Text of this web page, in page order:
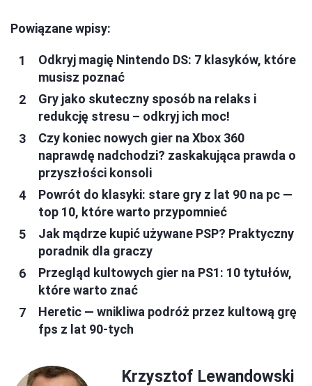
Powiązane wpisy:
Odkryj magię Nintendo DS: 7 klasyków, które
musisz poznać
Gry jako skuteczny sposób na relaks i
redukcję stresu – odkryj ich moc!
Czy koniec nowych gier na Xbox 360
naprawdę nadchodzi? zaskakująca prawda o
przyszłości konsoli
Powrót do klasyki: stare gry z lat 90 na pc —
top 10, które warto przypomnieć
Jak mądrze kupić używane PSP? Praktyczny
poradnik dla graczy
Przegląd kultowych gier na PS1: 10 tytułów,
które warto znać
Heretic — wnikliwa podróż przez kultową grę
fps z lat 90-tych
Krzysztof Lewandowski